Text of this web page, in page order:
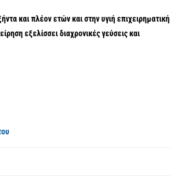
και πλέον ετών και στην υγιή επιχειρηματική
εξελίσσει διαχρονικές γεύσεις και